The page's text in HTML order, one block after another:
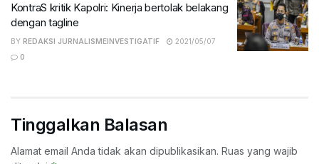
KontraS kritik Kapolri: Kinerja bertolak belakang
dengan tagline
BY REDAKSI JURNALISMEINVESTIGATIF
2021/05/07
0
Tinggalkan Balasan
Alamat email Anda tidak akan dipublikasikan. Ruas yang wajib